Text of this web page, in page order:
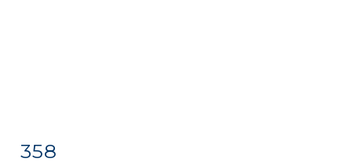
Item detail
358